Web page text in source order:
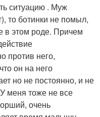
ситуацию . Муж
то ботинки не помыл,
в этом роде. Причем
против него,
он на него
но не постоянно, и не
меня тоже не все
очень